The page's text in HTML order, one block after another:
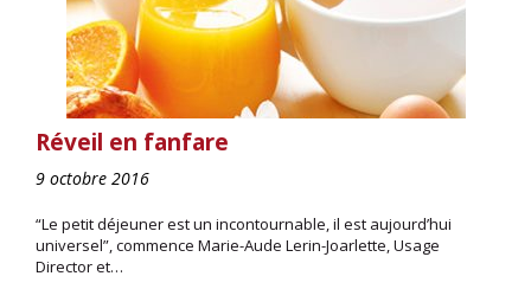
Réveil en fanfare
9 octobre 2016
“Le petit déjeuner est un incontournable, il est aujourd’hui
universel”, commence Marie-Aude Lerin-Joarlette, Usage
Director et…